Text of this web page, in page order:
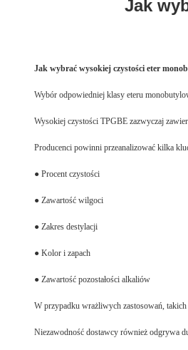
Jak
Jak wybrać wysokiej czystości eter
Wybór odpowiedniej klasy eteru
Wysokiej czystości TPGBE zazwyczaj
Producenci powinni przeanalizować kilka
● Procent czystości
● Zawartość wilgoci
● Zakres destylacji
● Kolor i zapach
● Zawartość pozostałości alkaliów
W przypadku wrażliwych zastosowań,
Niezawodność dostawcy również odgrywa